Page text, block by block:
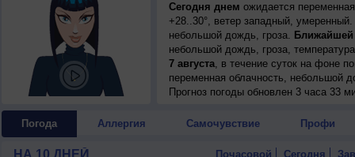
Сегодня днем ожидается
+28..30°, ветер западный,
небольшой дождь, гроза.
небольшой дождь, гроза,
7 августа, в течение суток на фоне
переменная облачность, небольшой
днем +25..27°, ветер западный,
днем +28..30°, ветер северо-
малооблачная погода, небольшой
Прогноз погоды обновлен 3 часа 33
Погода Аллергия Самочувствие Профи
НА 10 ДНЕЙ Почасовой Сегодня